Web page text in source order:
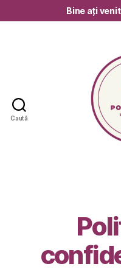
Bine ați
Caută